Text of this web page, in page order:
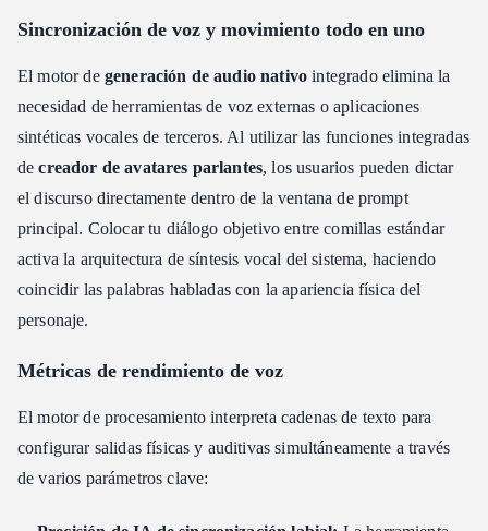
Sincronización de voz y movimiento todo en uno
El motor de generación de audio nativo integrado elimina la
necesidad de herramientas de voz externas o aplicaciones
sintéticas vocales de terceros. Al utilizar las funciones integradas
decreador de avatares parlantes, los usuarios pueden dictar
el discurso directamente dentro de la ventana de prompt
principal. Colocar tu diálogo objetivo entre comillas estándar
activa la arquitectura de síntesis vocal del sistema, haciendo
coincidir las palabras habladas con la apariencia física del
personaje.
Métricas de rendimiento de voz
El motor de procesamiento interpreta cadenas de texto para
configurar salidas físicas y auditivas simultáneamente a través
de varios parámetros clave: